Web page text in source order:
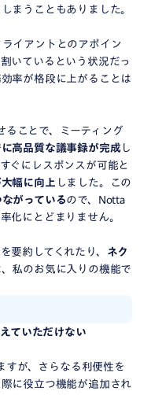
まうこともありました。
イアントとのアポイン
いているという状況だっ
率が格段に上がることは
ることで、ミーティング
高品質な議事録が完成し
ぐにレスポンスが可能と
幅に向上 しました。この
がっているので、Notta
化にとどまりません。
要約してくれたり、 ネク
私のお気に入りの機能で
て いただけない
すが、さらなる利便性を
に役立つ機能が追加され